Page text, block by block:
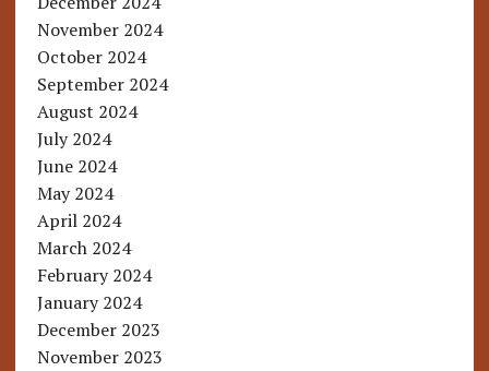
November 2024
October 2024
September 2024
August 2024
July 2024
June 2024
May 2024
April 2024
March 2024
February 2024
January 2024
December 2023
November 2023